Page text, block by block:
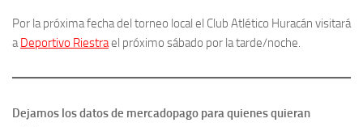
Por la próxima fecha del torneo local el Club Atlético Huracán visitará
a Deportivo Riestrael próximo sábado por la tarde/noche.
Dejamos los datos de mercadopago para quienes quieran